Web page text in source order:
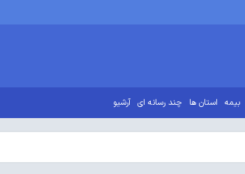
بیمه استان ها چند رسانه ای آرشیو